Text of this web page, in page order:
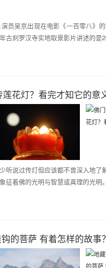
员吴京出现在电影《一百零八》
古刹罗汉寺实地取景影片讲述的
花灯？看完才知它的意
听说过传灯但应该都不曾深入地
征着佛的光明与智慧或真理的光
的菩萨 有着怎样的故事？